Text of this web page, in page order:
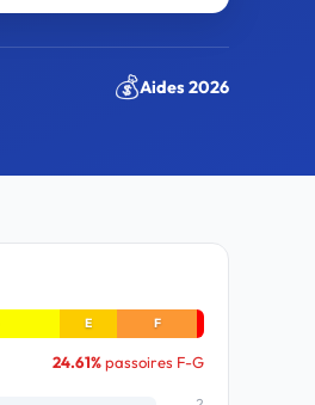
💰Aides 2026
E F
24.61%passoires F-G